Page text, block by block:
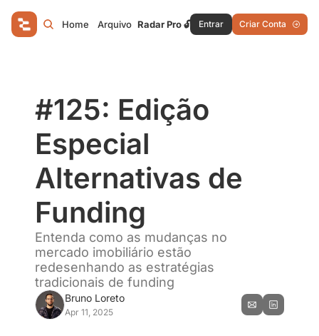
Home Arquivo Radar Pro 🔓 Entrar Criar Conta
#125: Edição
Especial
Alternativas de
Funding
Entenda como as mudanças no
mercado imobiliário estão
redesenhando as estratégias
tradicionais de funding
Bruno Loreto
Apr 11, 2025